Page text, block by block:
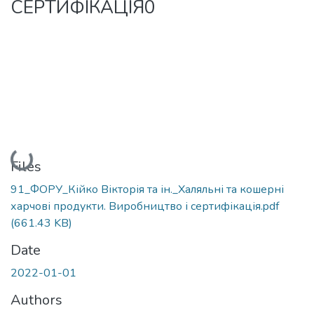
СЕРТИФІКАЦІЯ0
Loading...
Files
91_ФОРУ_Кійко Вікторія та ін._Халяльні та кошерні
харчові продукти. Виробництво і сертифікація.pdf
(661.43 KB)
Date
2022-01-01
Authors